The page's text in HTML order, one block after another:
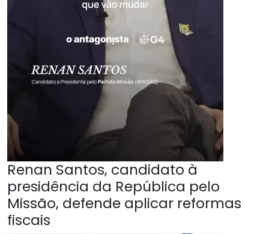
Renan Santos, candidato à
presidência da República pelo
Missão, defende aplicar reformas
fiscais